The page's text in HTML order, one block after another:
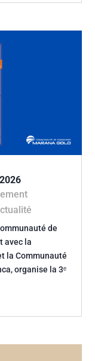
de
avec la
la Communauté
organise la 3ᵉ